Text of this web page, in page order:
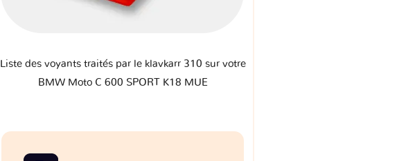
Liste des voyants traités par le klavkarr 310 sur votre
BMW Moto C 600 SPORT K18 MUE